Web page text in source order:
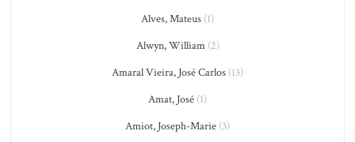
Alves, Mateus (1)
Alwyn, William(2)
Amaral Vieira, José Carlos (13)
Amat, José (1)
Amiot, Joseph-Marie (3)